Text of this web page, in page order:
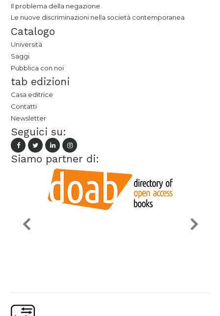
Il problema della negazione
Le nuove discriminazioni nella società contemporanea
Catalogo
Università
Saggi
Pubblica con noi
tab edizioni
Casa editrice
Contatti
Newsletter
Seguici su:
Siamo partner di: